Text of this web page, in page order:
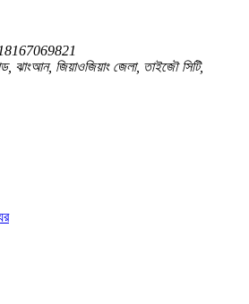
ঝাংআন, জিয়াওজিয়াং জেলা, তাইজৌ সিটি,